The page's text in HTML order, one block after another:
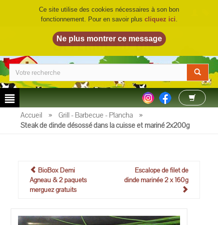
LA FERME DU BIO©
Accueil » Grill - Barbecue - Plancha
»
Steak de dinde désossé dans la cuisse et mariné 2x200g
BioBox Demi
Agneau & 2 paquets
merguez gratuits
Escalope de filet de
dinde marinée 2 x 160g
Ce site utilise des cookies nécessaires à son bon
fonctionnement. Pour en savoir plus cliquez ici.